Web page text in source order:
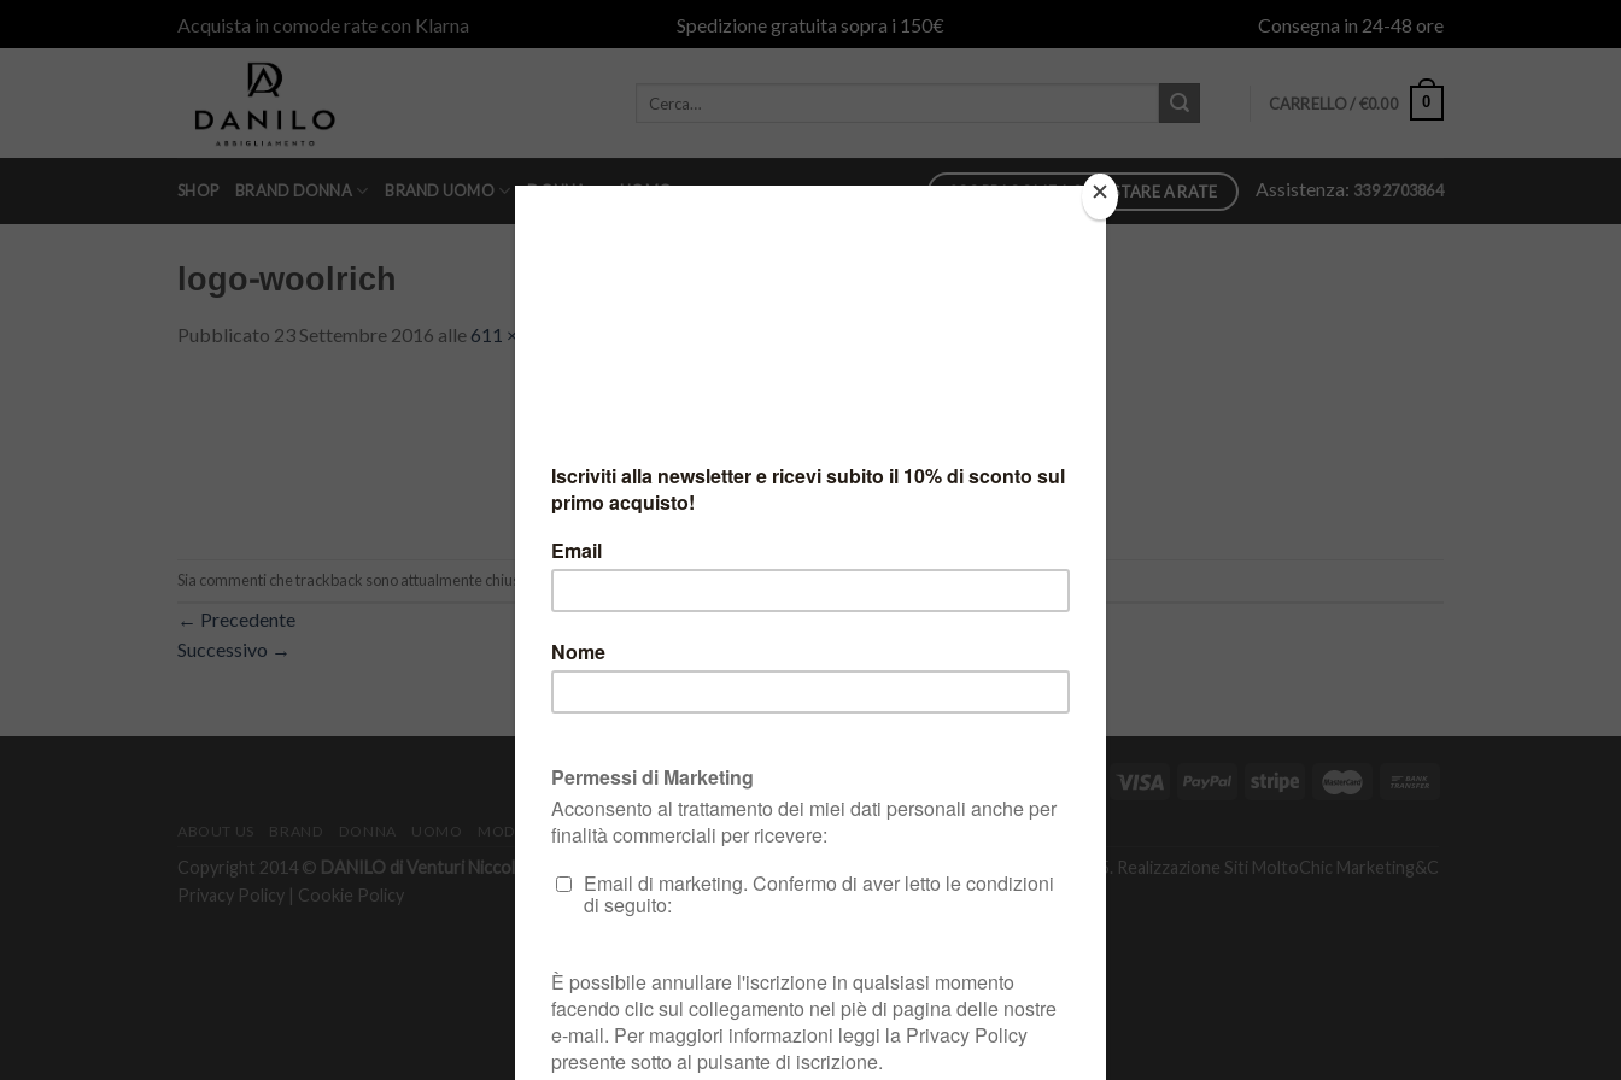
to
Acquista in comode rate con Klarna Spedizione gratuita sopra i 150€ Consegna in 24-48 ore
CARRELLO /€0.00 0
SHOP BRAND DONNA BRAND UOMO DONNA UOMO SCOPRI COME ACQUISTARE A RATE Assistenza: 339 2703864
logo-woolrich
Pubblicato 23 Settembre 2016 alle 611 × 126
Sia commenti che trackback sono attualmente chiusi.
← Precedente
Successivo →
ABOUT US BRAND DONNA UOMO MODULO DI RECESSO TERMINI E CONDIZIONI
Copyright 2014 © DANILO di Venturi Niccolò & c. S.A.S. | P.zza Risorgimento, 29, Quarrata (PT) | P.IVA e CF 01401410475. Realizzazione Siti MoltoChic Marketing&C
Privacy Policy
Cookie Policy